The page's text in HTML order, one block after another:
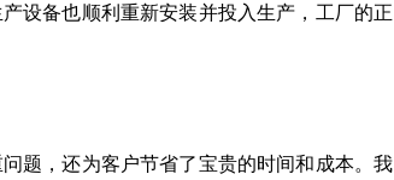
设备也顺利重新安装并投入生产，工厂的正
题，还为客户节省了宝贵的时间和成本。我